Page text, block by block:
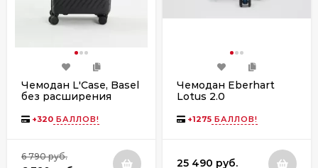
Чемодан L'Case, Basel
без расширения
+320 БАЛЛОВ!
6 790 руб.
Чемодан Eberhart
Lotus 2.0
4 колеса синий
+1275 БАЛЛОВ!
25 490 руб.